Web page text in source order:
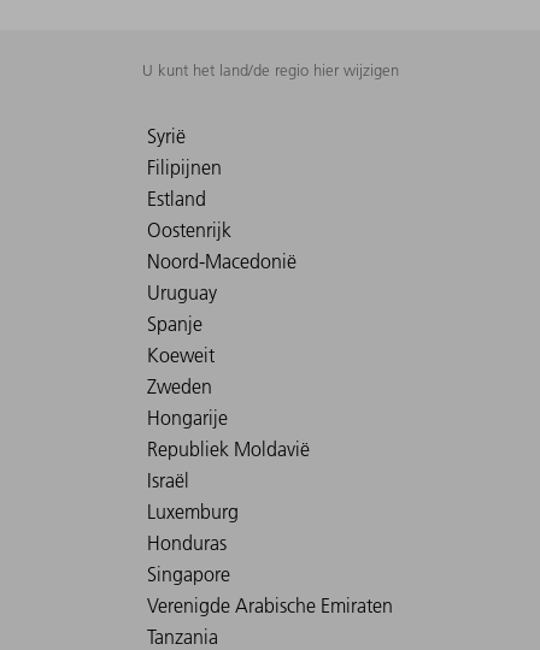
U kunt het land/de regio hier wijzigen